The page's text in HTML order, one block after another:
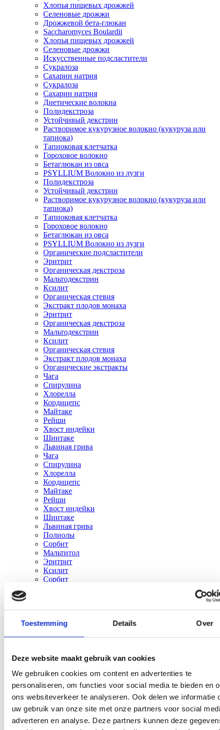
Toestemming Details Over
Deze website maakt gebruik van cookies
We gebruiken cookies om content en advertenties te
personaliseren, om functies voor social media te bieden en
ons websiteverkeer te analyseren. Ook delen we informatie
uw gebruik van onze site met onze partners voor social
adverteren en analyse. Deze partners kunnen deze
Хлопья пищевых дрожжей
Селеновые дрожжи
Дрожжевой бета-глюкан
Saccharomyces Boulardii
Хлопья пищевых дрожжей
Селеновые дрожжи
Искусственные подсластители
Сукралоза
Сахарин натрия
Сукралоза
Сахарин натрия
Диетические волокна
Полидекстроза
Устойчивый декстрин
Растворимое кукурузное волокно (кукуруза или
тапиока)
Тапиоковая клетчатка
Гороховое волокно
Бетаглюкан из овса
PSYLLIUM Волокно из лузги
Полидекстроза
Устойчивый декстрин
Растворимое кукурузное волокно (кукуруза или
тапиока)
Тапиоковая клетчатка
Гороховое волокно
Бетаглюкан из овса
PSYLLIUM Волокно из лузги
Органические подсластители
Эритрит
Органическая декстроза
Мальтодекстрин
Ксилит
Органическая стевия
Экстракт плодов монаха
Эритрит
Органическая декстроза
Мальтодекстрин
Ксилит
Органическая стевия
Экстракт плодов монаха
Органические экстракты
Чага
Спирулина
Хлорелла
Кордицепс
Майтаке
Рейши
Хвост индейки
Шиитаке
Львиная грива
Чага
Спирулина
Хлорелла
Кордицепс
Майтаке
Рейши
Хвост индейки
Шиитаке
Львиная грива
Полиолы
Сорбит
Мальтитол
Эритрит
Ксилит
Сорбит
Уменьшайте сахар, не теряя вкуса и текстуры
хранения
Уменьшайте жир, сохраняя вкус и текстуру
Снизить стоимость формулировки без ущерба
качеству
Надёжные поставки ингредиентов по всей Европе
Услуги
Close Услуги Open Услуги
Поставщик органических продуктов
Управление цепочками поставок